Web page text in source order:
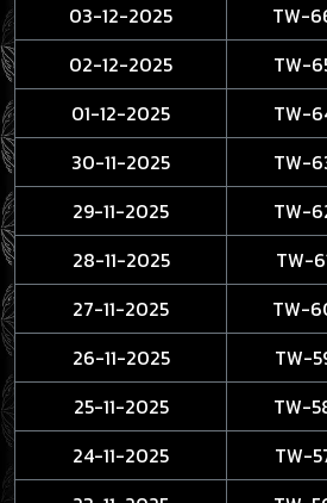
03-12-2025
TW-
02-12-2025
TW-
01-12-2025
TW-
30-11-2025
TW-
29-11-2025
TW-
28-11-2025
TW-
27-11-2025
TW-
26-11-2025
TW-
25-11-2025
TW-
24-11-2025
TW-